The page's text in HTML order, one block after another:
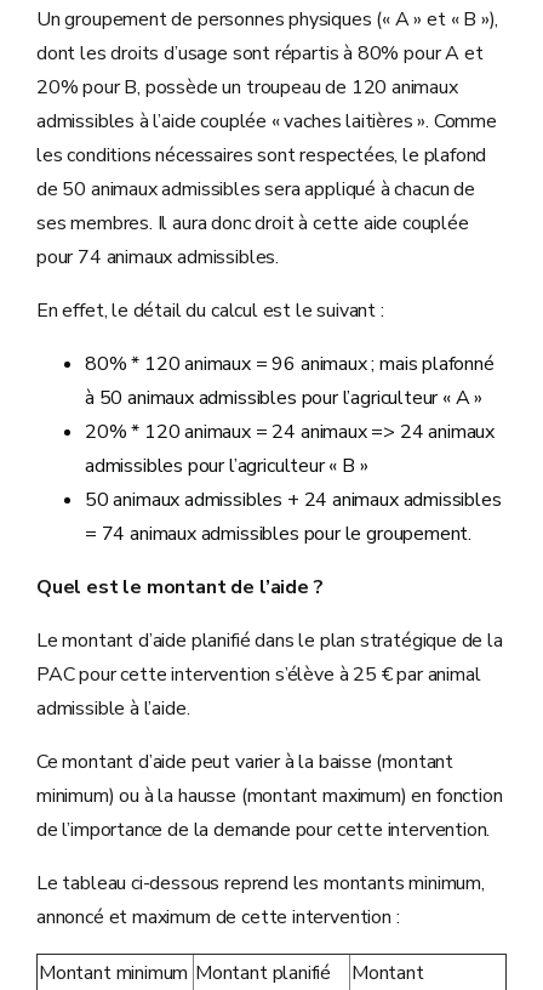
Un groupement de personnes physiques (« A » et « B »),
dont les droits d’usage sont répartis à 80% pour A et
20% pour B, possède un troupeau de 120 animaux
admissibles à l’aide couplée « vaches laitières ». Comme
les conditions nécessaires sont respectées, le plafond
de 50 animaux admissibles sera appliqué à chacun de
ses membres. Il aura donc droit à cette aide couplée
pour 74 animaux admissibles.
En effet, le détail du calcul est le suivant :
80% * 120 animaux = 96 animaux ; mais plafonné
à 50 animaux admissibles pour l’agriculteur « A »
20% * 120 animaux = 24 animaux => 24 animaux
admissibles pour l’agriculteur « B »
50 animaux admissibles + 24 animaux admissibles
= 74 animaux admissibles pour le groupement.
Quel est le montant de l’aide ?
Le montant d’aide planifié dans le plan stratégique de la
PAC pour cette intervention s’élève à 25 € par animal
admissible à l’aide.
Ce montant d’aide peut varier à la baisse (montant
minimum) ou à la hausse (montant maximum) en fonction
de l’importance de la demande pour cette intervention.
Le tableau ci-dessous reprend les montants minimum,
annoncé et maximum de cette intervention :
Montant minimum Montant planifié Montant